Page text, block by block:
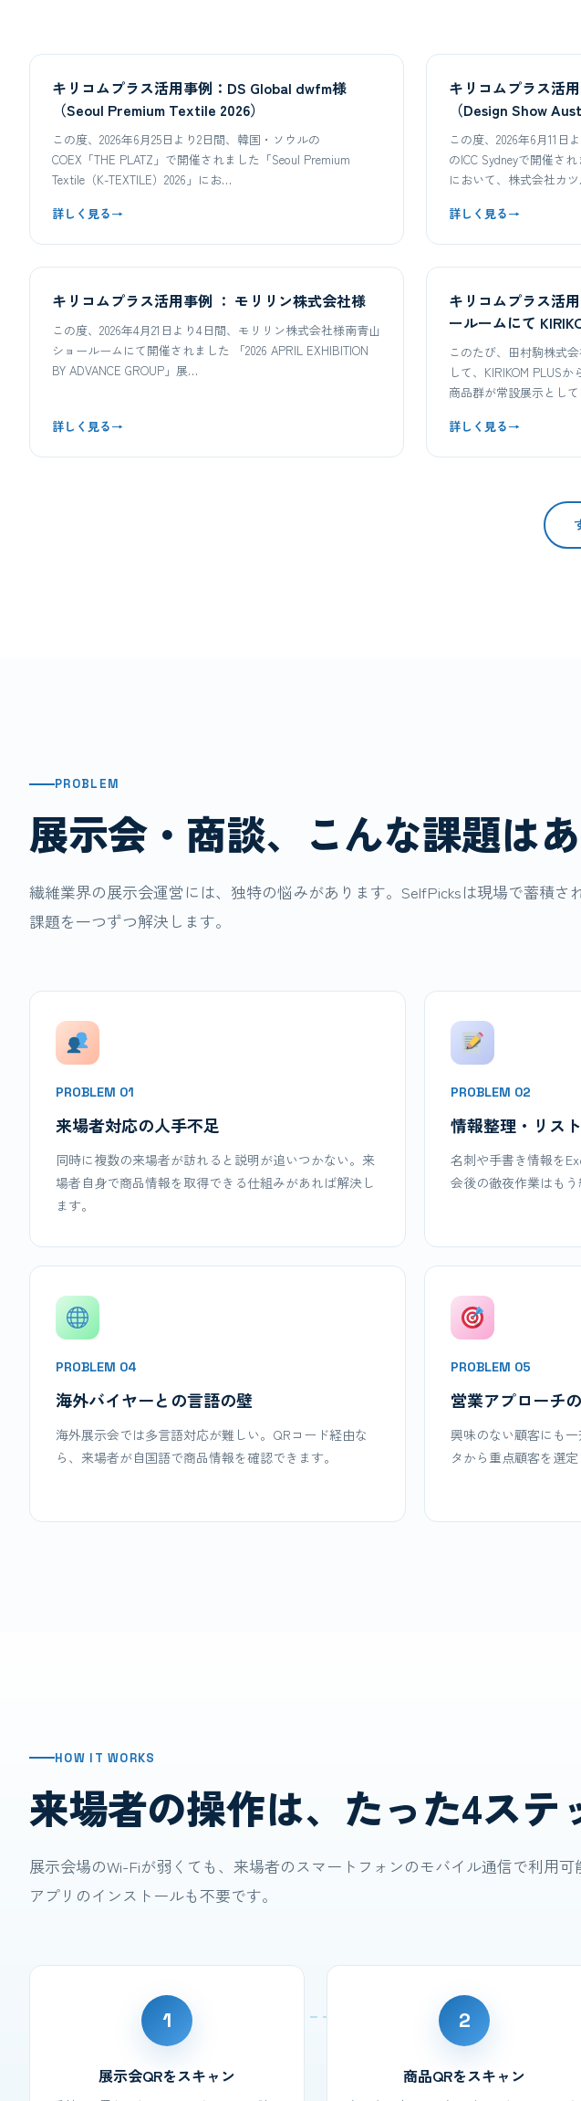
キリコムプラス活用事例：DS Global dwfm様
（Seoul Premium Textile 2026）
この度、2026年6月25日より2日間、韓国・ソウルの
COEX「THE PLATZ」で開催されました「Seoul Premium
Textile（K-TEXTILE）2026」にお…
詳しく見る→
キリコムプラス活
（Design Show
この度、2026年6月11日
のICC Sydneyで開催され
において、株式会社カ
詳しく見る→
キリコムプラス活用事例 ： モリリン株式会社様
この度、2026年4月21日より4日間、モリリン株式会社様南青山
ショールームにて開催されました 「2026 APRIL EXHIBITION
BY ADVANCE GROUP」展…
詳しく見る→
キリコムプラス活
ールームにて
ート
このたび、田村駒株式
して、KIRIKOM PLUS
商品群が常設展示とし
詳しく見る→
PROBLEM
展示会・商談、こんな課題は
繊維業界の展示会運営には、独特の悩みがあります。SelfPicksは現場で蓄積さ
課題を一つずつ解決します。
PROBLEM 01
来場者対応の人手不足
同時に複数の来場者が訪れると説明が追いつかない。来
場者自身で商品情報を取得できる仕組みがあれば解決し
ます。
PROBLEM 02
情報整理・リス
名刺や手書き情報を
会後の徹夜作業はもう
PROBLEM 04
海外バイヤーとの言語の壁
海外展示会では多言語対応が難しい。QRコード経由な
ら、来場者が自国語で商品情報を確認できます。
PROBLEM 05
営業アプローチ
興味のない顧客にも
タから重点顧客を選
HOW IT WORKS
来場者の操作は、たった4ステ
展示会場のWi-Fiが弱くても、来場者のスマートフォンのモバイル通信で利用可
アプリのインストールも不要です。
1
展示会QRをスキャン
2
商品QRをスキャン